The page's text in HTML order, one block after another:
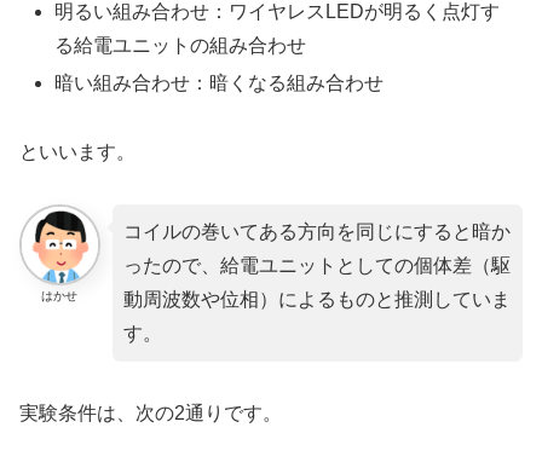
明るい組み合わせ：ワイヤレスLEDが明るく点灯す
る給電ユニットの組み合わせ
暗い組み合わせ：暗くなる組み合わせ
といいます。
はかせ
コイルの巻いてある方向を同じにすると暗か
ったので、給電ユニットとしての個体差（駆
動周波数や位相）によるものと推測していま
す。
実験条件は、次の2通りです。